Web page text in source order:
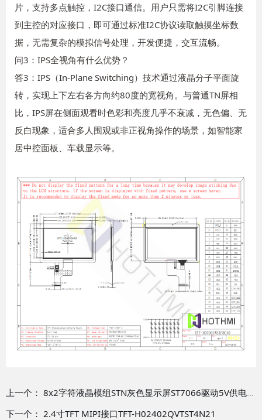
片，支持多点触控，I2C接口通信。用户只需将I2C引脚连接
到主控的对应接口，即可通过标准I2C协议读取触摸坐标数
据，无需复杂的模拟信号处理，开发便捷，交互流畅。
问3：IPS全视角有什么优势？
答3：IPS（In-Plane Switching）技术通过液晶分子平面旋
转，实现上下左右各方向约80度的宽视角。与普通TN屏相
比，IPS屏在侧面观看时色彩和亮度几乎不衰减，无色偏、无
反白现象，适合多人围观或非正视角操作的场景，如智能家
居中控面板、车载显示等。
上一个： 8x2字符液晶模组STN灰色显示屏ST7066驱动5V供电HTM0802B
下一个： 2.4寸TFT MIPI接口TFT-H02402QVTST4N21